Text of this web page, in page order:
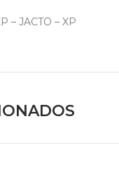
– JACTO – XP